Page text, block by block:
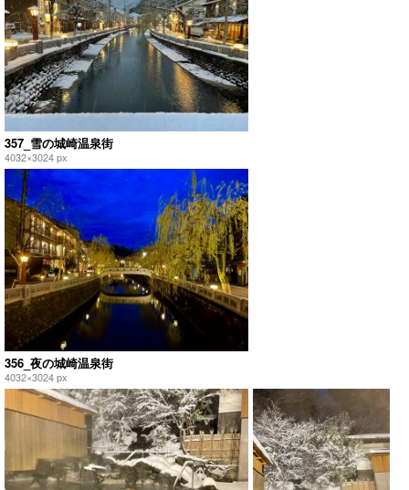
357_雪の城崎温泉街
4032×3024 px
356_夜の城崎温泉街
4032×3024 px